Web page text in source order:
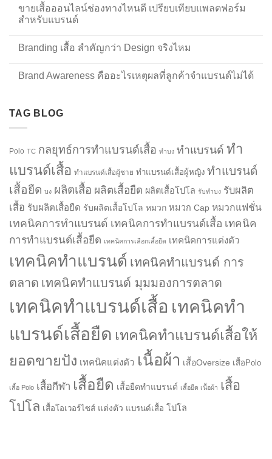
ขายเสื้อออนไลน์ช่องทางไหนดี เปรียบเทียบแพลตฟอร์ม
สำหรับแบรนด์
Branding เสื้อ สำคัญกว่า Design จริงไหม
Brand Awareness คืออะไรเหตุผลที่ลูกค้าจำแบรนด์ไม่ได้
TAG BLOG
Polo TC กลยุทธ์การทำแบรนด์เสื้อ ทำบง ทำแบรนด์ ทำ
แบรนด์เสื้อ ทำแบรนด์เสื้อผู้ชาย ทำแบรนด์เสื้อผู้หญิง ทำแบรนด์
เสื้อยืด บง ผลิตเสื้อ ผลิตเสื้อยืด ผลิตเสื้อโปโล รับทำบง รับผลิต
เสื้อ รับผลิตเสื้อยืด รับผลิตเสื้อโปโล หมวก หมวก Cap หมวกแฟชั่น
เทคนิคการทำแบรนด์ เทคนิคการทำแบรนด์เสื้อ เทคนิค
การทำแบรนด์เสื้อยืด เทคนิคการเลือกเสื้อยืด เทคนิคการแต่งตัว
เทคนิคทำแบรนด์ เทคนิคทำแบรนด์ การ
ตลาด เทคนิคทำแบรนด์ มุมมองการตลาด
เทคนิคทำแบรนด์เสื้อ เทคนิคทำ
แบรนด์เสื้อยืด เทคนิคทำแบรนด์เสื้อให้
ยอดขายปัง เทคนิคแต่งตัว เนื้อผ้า เสื้อOversize เสื้อPolo
เสื้อ Polo เสื้อกีฬา เสื้อยืด เสื้อยืดทำแบรนด์ เสื้อยืด เนื้อผ้า เสื้อ
โปโล เสื้อโอเวอร์ไซส์ แต่งตัว แบรนด์เสื้อ โปโล